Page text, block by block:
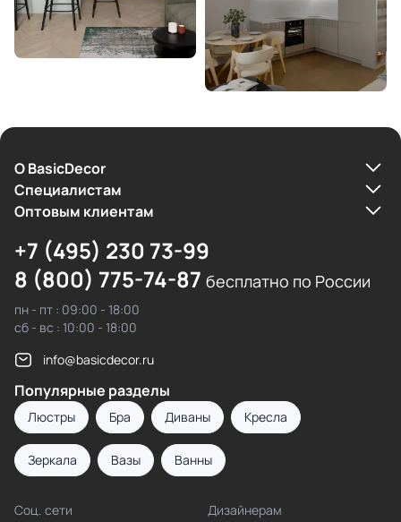
О BasicDecor
Cпециалистам
Оптовым клиентам
+7 (495) 230 73-99
8 (800) 775-74-87 бесплатно по России
пн - пт : 09:00 - 18:00
сб - вс : 10:00 - 18:00
info@basicdecor.ru
Популярные разделы
Люстры Бра Диваны Кресла
Зеркала Вазы Ванны
Соц. сети Дизайнерам